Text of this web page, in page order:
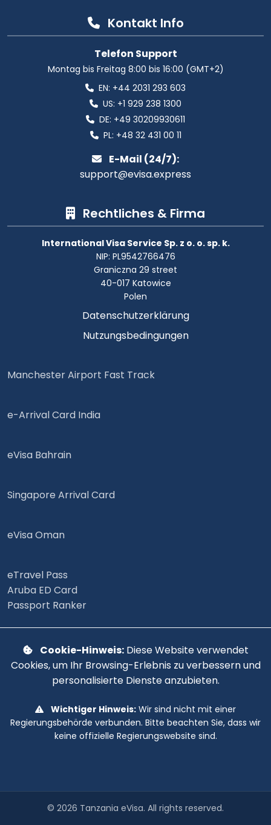
Kontakt Info
Telefon Support
Montag bis Freitag 8:00 bis 16:00 (GMT+2)
EN: +44 2031 293 603
US: +1 929 238 1300
DE: +49 30209930611
PL: +48 32 431 00 11
E-Mail (24/7):
support@evisa.express
Rechtliches & Firma
International Visa Service Sp. z o. o. sp. k.
NIP: PL9542766476
Graniczna 29 street
40-017 Katowice
Polen
Datenschutzerklärung
Nutzungsbedingungen
Manchester Airport Fast Track
e-Arrival Card India
eVisa Bahrain
Singapore Arrival Card
eVisa Oman
eTravel Pass
Aruba ED Card
Passport Ranker
Cookie-Hinweis:Diese Website verwendet
Cookies, um Ihr Browsing-Erlebnis zu verbessern und
personalisierte Dienste anzubieten.
Wichtiger Hinweis: Wir sind nicht mit einer
Regierungsbehörde verbunden. Bitte beachten Sie, dass wir
keine offizielle Regierungswebsite sind.
© 2026 Tanzania eVisa. All rights reserved.